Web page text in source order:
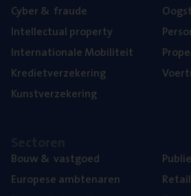
Cyber& fraude
Intel­lec­tu­al property
Inter­na­ti­o­na­le Mobiliteit
Kre­diet­ver­ze­ke­ring
Kunst­ver­ze­ke­ring
Bouw& vastgoed
Euro­pe­se ambtenaren
Retail